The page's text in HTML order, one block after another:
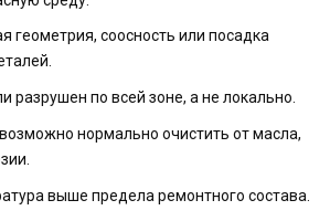
геометрия, соосность или посадка
разрушен по всей зоне, а не локально.
нормально очистить от масла,
выше предела ремонтного состава.